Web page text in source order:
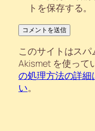
トを保存する。
このサイトはス
Akismet を使って
の処理方法の詳細
い。